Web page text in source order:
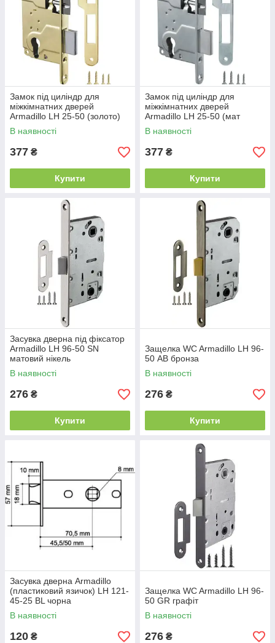
Замок під циліндр для
міжкімнатних дверей
Armadillo LH 25-50 (золото)
В наявності
377 ₴
Купити
Замок під циліндр для
міжкімнатних дверей
Armadillo LH 25-50 (мат
нікель)
В наявності
377 ₴
Купити
Засувка дверна під фіксатор
Armadillo LH 96-50 SN
матовий нікель
В наявності
276 ₴
Купити
Защелка WC Armadillo LH 96-
50 АВ бронза
В наявності
276 ₴
Купити
Засувка дверна Armadillo
(пластиковий язичок) LH 121-
45-25 BL чорна
В наявності
120 ₴
Защелка WC Armadillo LH 96-
50 GR графіт
В наявності
276 ₴